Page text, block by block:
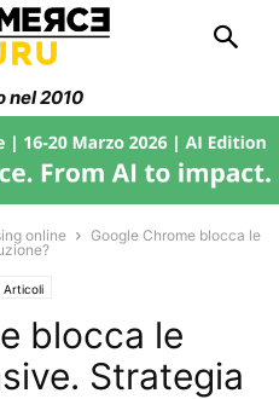
nel 2010
online
Google Chrome blocca le
Articoli
blocca le
Strategia